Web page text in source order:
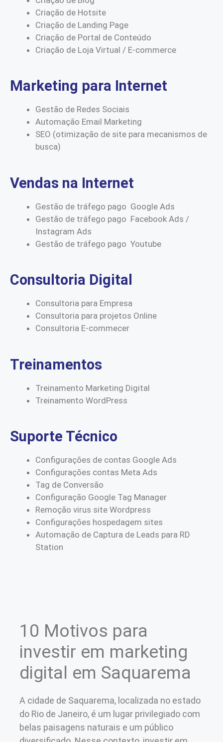
Criação de Hotsite
Criação de Landing Page
Criação de Portal de Conteúdo
Criação de Loja Virtual / E-commerce
Marketing para Internet
Gestão de Redes Sociais
Automação Email Marketing
SEO (otimização de site para mecanismos de
busca)
Vendas na Internet
Gestão de tráfego pago Google Ads
Gestão de tráfego pago Facebook Ads /
Instagram Ads
Gestão de tráfego pago Youtube
Consultoria Digital
Consultoria para Empresa
Consultoria para projetos Online
Consultoria E-commecer
Treinamentos
Treinamento Marketing Digital
Treinamento WordPress
Suporte Técnico
Configurações de contas Google Ads
Configurações contas Meta Ads
Tag de Conversão
Configuração Google Tag Manager
Remoção virus site Wordpress
Configurações hospedagem sites
Automação de Captura de Leads para RD
Station
10 Motivos para
investir em marketing
digital em Saquarema
A cidade de Saquarema, localizada no estado
do Rio de Janeiro, é um lugar privilegiado com
belas paisagens naturais e um público